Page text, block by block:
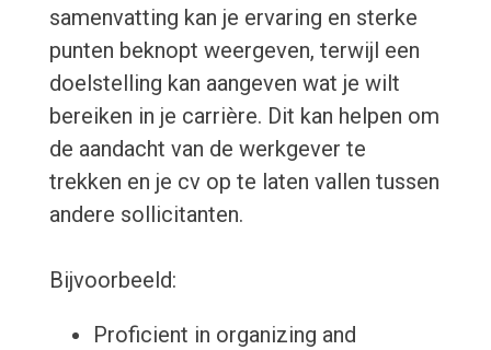
samenvatting kan je ervaring en sterke
punten beknopt weergeven, terwijl een
doelstelling kan aangeven wat je wilt
bereiken in je carrière. Dit kan helpen om
de aandacht van de werkgever te
trekken en je cv op te laten vallen tussen
andere sollicitanten.
Bijvoorbeeld:
Proficient in organizing and